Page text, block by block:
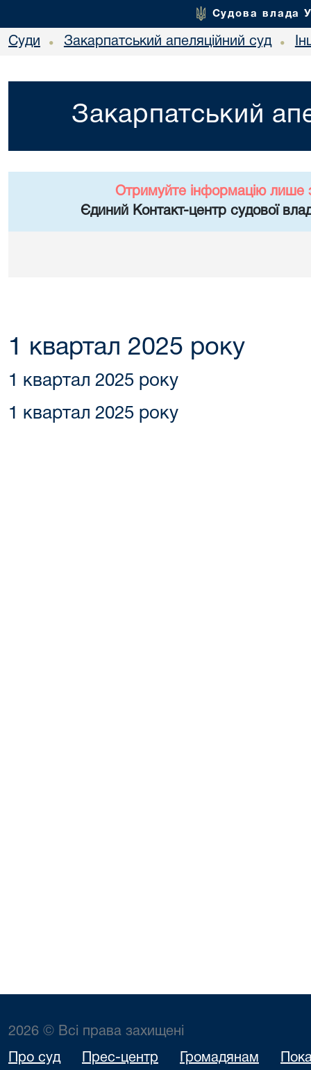
Судова влада
Суди • Закарпатський апеляційний суд •
Закарпатський
Отримуйте інформацію лише
Єдиний Контакт-центр судової
1 квартал 2025 року
1 квартал 2025 року
1 квартал 2025 року
2026 © Всі права захищені
Про суд Прес-центр Громадянам